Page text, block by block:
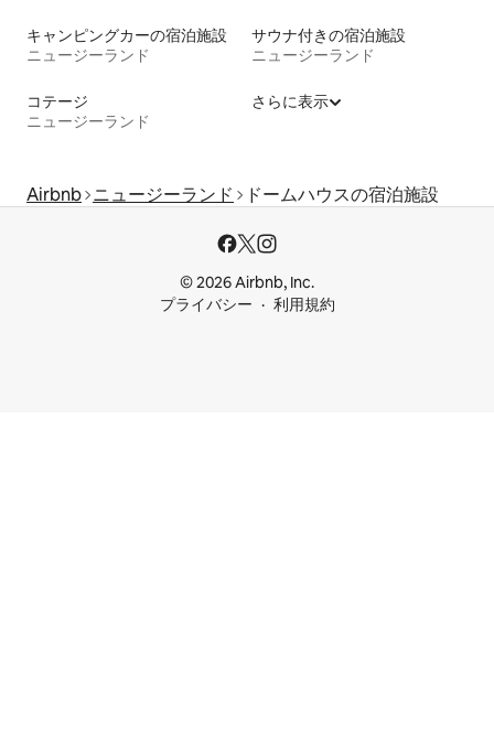
キャンピングカーの宿泊施設
ニュージーランド
サウナ付きの宿泊施設
ニュージーランド
コテージ
ニュージーランド
さらに表示
Airbnb ニュージーランド ドームハウスの宿泊施設
© 2026 Airbnb, Inc.
プライバシー
利用規約